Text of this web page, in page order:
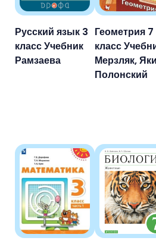
Русский язык 3
класс Учебник
Рамзаева
Геометрия 7
класс
Мерзляк,
Полонский